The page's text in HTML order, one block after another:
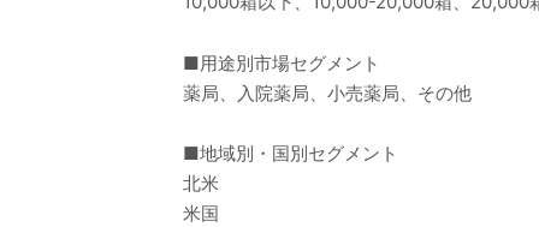
■用途別市場セグメント
薬局、入院薬局、小売薬局、その他
■地域別・国別セグメント
北米
米国